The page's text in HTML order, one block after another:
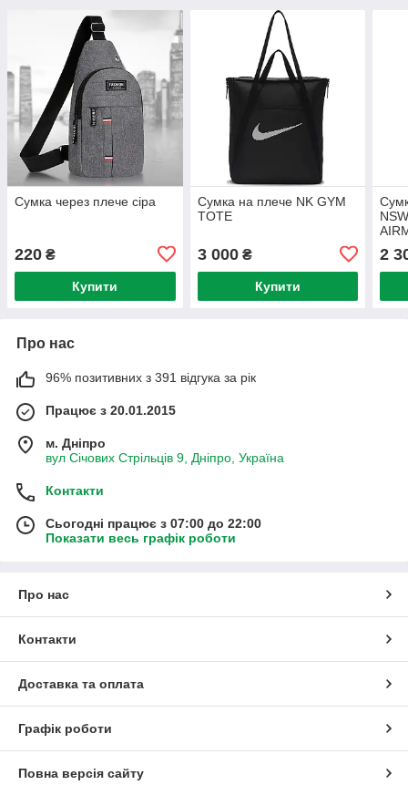
Сумка через плече сіра
220 ₴
Купити
Сумка на плече NK GYM
TOTE
3 000₴
Купити
2
Про нас
96% позитивних з 391 відгука за рік
Працює з 20.01.2015
м. Дніпро
вул Січових Стрільців 9, Дніпро, Україна
Контакти
Сьогодні працює з 07:00 до 22:00
Показати весь графік роботи
Про нас
Контакти
Доставка та оплата
Графік роботи
Повна версія сайту